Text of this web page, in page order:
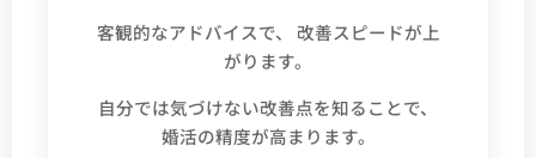
客観的なアドバイスで、 改善スピードが上
がります。
自分では気づけない改善点を知ることで、
婚活の精度が高まります。